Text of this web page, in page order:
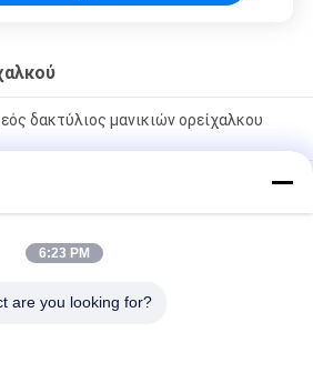
δακτύλιος μανικιών ορείχαλκου
υψηλής σκληρότητας και
λαδιού, ρουλεμάν από ορείχαλκο
Μπους μετάλλων πυροβόλων
6:23 PM
are you looking for?